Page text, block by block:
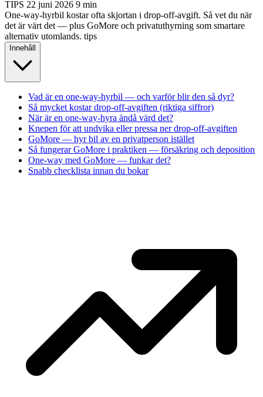
TIPS 22 juni 2026 9 min
One-way-hyrbil kostar ofta skjortan i drop-off-avgift. Så vet du när
det är värt det — plus GoMore och privatuthyrning som smartare
alternativ utomlands. tips
Innehåll
Vad är en one-way-hyrbil — och varför blir den så dyr?
Så mycket kostar drop-off-avgiften (riktiga siffror)
När är en one-way-hyra ändå värd det?
Knepen för att undvika eller pressa ner drop-off-avgiften
GoMore — hyr bil av en privatperson istället
Så fungerar GoMore i praktiken — försäkring och deposition
One-way med GoMore — funkar det?
Snabb checklista innan du bokar